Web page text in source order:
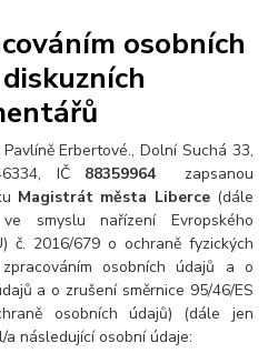
osobních
Erbertové., Dolní Suchá 33,
IČ 88359964 zapsanou
Magistrát města Liberce (dále
smyslu nařízení Evropského
č. 2016/679 o ochraně fyzických
osobních údajů a o
a o zrušení směrnice 95/46/ES
osobních údajů) (dále jen
a následující osobní údaje: